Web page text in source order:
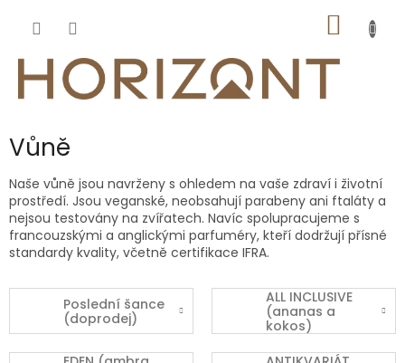
KOŠÍK
Vůně
Naše vůně jsou navrženy s ohledem na vaše zdraví i životní
prostředí. Jsou veganské, neobsahují parabeny ani ftaláty a
nejsou testovány na zvířatech. Navíc spolupracujeme s
francouzskými a anglickými parfuméry, kteří dodržují přísné
standardy kvality, včetně certifikace IFRA.
Poslední šance
(doprodej)
ALL INCLUSIVE
(ananas a
kokos)